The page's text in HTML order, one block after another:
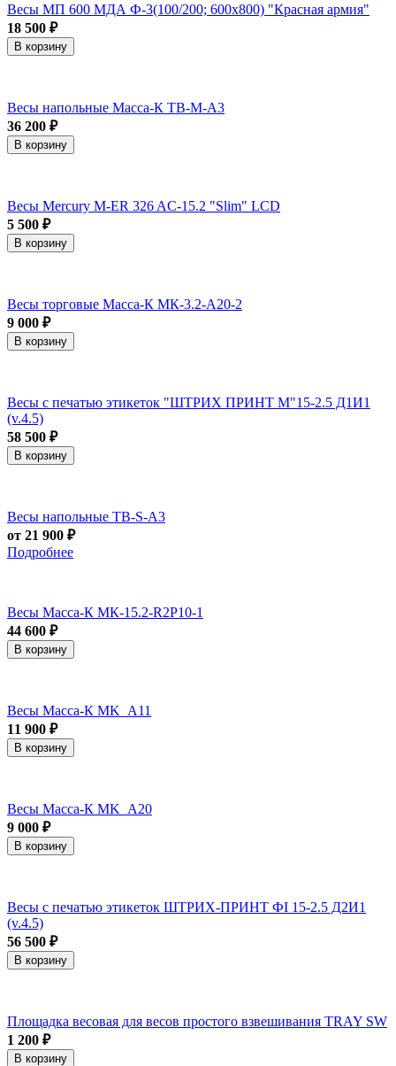
Весы МП 600 МДА Ф-3(100/200; 600х800) "Красная армия"
18 500 ₽
В корзину
Весы напольные Масса-К ТВ-M-А3
36 200 ₽
В корзину
Весы Mercury M-ER 326 AC-15.2 "Slim" LCD
5 500 ₽
В корзину
Весы торговые Масса-К МК-3.2-А20-2
9 000 ₽
В корзину
Весы с печатью этикеток "ШТРИХ ПРИНТ М"15-2.5 Д1И1
(v.4.5)
58 500 ₽
В корзину
Весы напольные ТВ-S-А3
от 21 900 ₽
Подробнее
Весы Масса-К МК-15.2-R2P10-1
44 600 ₽
В корзину
Весы Масса-К MK_A11
11 900 ₽
В корзину
Весы Масса-К MK_A20
9 000 ₽
В корзину
Весы с печатью этикеток ШТРИХ-ПРИНТ ФI 15-2.5 Д2И1
(v.4.5)
56 500 ₽
В корзину
Площадка весовая для весов простого взвешивания TRAY SW
1 200 ₽
В корзину